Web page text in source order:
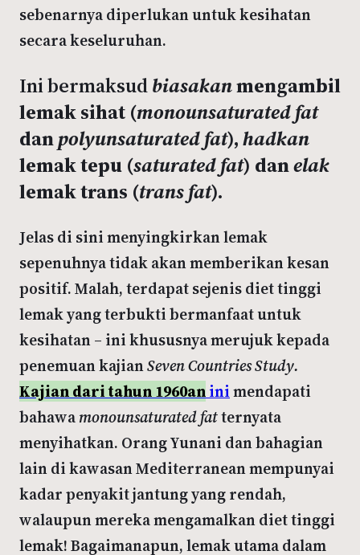
sebenarnya diperlukan untuk kesihatan
secara keseluruhan.
Ini bermaksudbiasakanmengambil
lemak sihat (monounsaturated fat
danpolyunsaturated fat),hadkan
lemak tepu (saturated fat) danelak
lemak trans (trans fat).
Jelas di sini menyingkirkan lemak
sepenuhnya tidak akan memberikan kesan
positif. Malah, terdapat sejenis diet tinggi
lemak yang terbukti bermanfaat untuk
kesihatan – ini khususnya merujuk kepada
penemuan kajianSeven Countries Study.
Kajian dari tahun 1960aninimendapati
bahawamonounsaturated fatternyata
menyihatkan. Orang Yunani dan bahagian
lain di kawasan Mediterranean mempunyai
kadar penyakit jantung yang rendah,
walaupun mereka mengamalkan diet tinggi
lemak! Bagaimanapun, lemak utama dalam